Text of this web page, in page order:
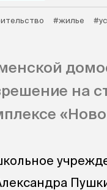
#жилье
на